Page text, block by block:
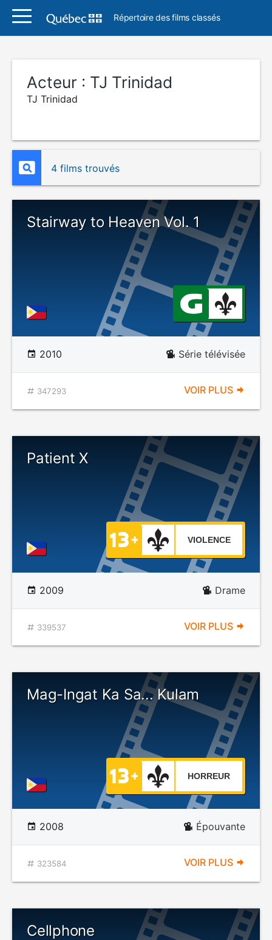
Répertoire des films classés
Acteur : TJ Trinidad
TJ Trinidad
4 films trouvés
Stairway to Heaven Vol. 1
2010 Série télévisée
347293 VOIR PLUS
Patient X
VIOLENCE
2009 Drame
339537 VOIR PLUS
Mag-Ingat Ka Sa... Kulam
HORREUR
2008 Épouvante
323584 VOIR PLUS
Cellphone